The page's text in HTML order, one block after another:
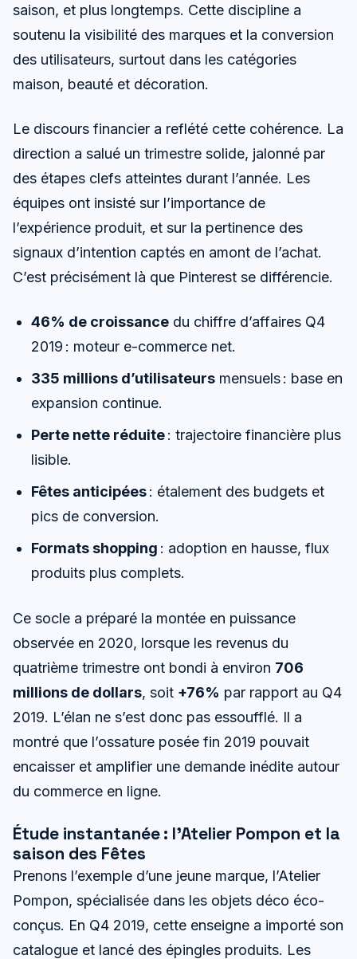
saison, et plus longtemps. Cette discipline a
soutenu la visibilité des marques et la conversion
des utilisateurs, surtout dans les catégories
maison, beauté et décoration.
Le discours financier a reflété cette cohérence. La
direction a salué un trimestre solide, jalonné par
des étapes clefs atteintes durant l’année. Les
équipes ont insisté sur l’importance de
l’expérience produit, et sur la pertinence des
signaux d’intention captés en amont de l’achat.
C’est précisément là que Pinterest se différencie.
46% de croissance du chiffre d’affaires Q4
2019 : moteur e-commerce net.
335 millions d’utilisateurs mensuels : base en
expansion continue.
Perte nette réduite: trajectoire financière plus
lisible.
Fêtes anticipées: étalement des budgets et
pics de conversion.
Formats shopping : adoption en hausse, flux
produits plus complets.
Ce socle a préparé la montée en puissance
observée en 2020, lorsque les revenus du
quatrième trimestre ont bondi à environ 706
millions de dollars, soit +76% par rapport au Q4
2019. L’élan ne s’est donc pas essoufflé. Il a
montré que l’ossature posée fin 2019 pouvait
encaisser et amplifier une demande inédite autour
du commerce en ligne.
Étude instantanée : l’Atelier Pompon et la
saison des Fêtes
Prenons l’exemple d’une jeune marque, l’Atelier
Pompon, spécialisée dans les objets déco éco-
conçus. En Q4 2019, cette enseigne a importé son
catalogue et lancé des épingles produits. Les